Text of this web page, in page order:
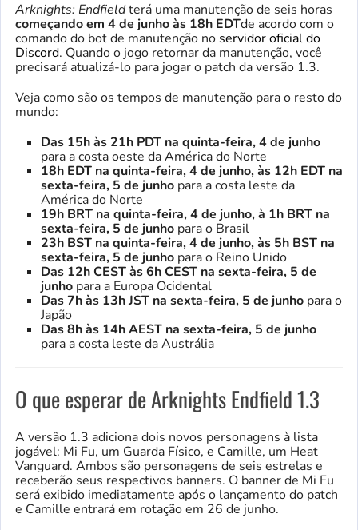
Arknights: Endfieldterá uma manutenção de seis horas
começando em 4 de junho às 18h EDTde acordo com o
comando do bot de manutenção no servidor oficial do
Discord. Quando o jogo retornar da manutenção, você
precisará atualizá-lo para jogar o patch da versão 1.3.
Veja como são os tempos de manutenção para o resto do
mundo:
Das 15h às 21h PDT na quinta-feira, 4 de junho
para a costa oeste da América do Norte
18h EDT na quinta-feira, 4 de junho, às 12h EDT na
sexta-feira, 5 de junho para a costa leste da
América do Norte
19h BRT na quinta-feira, 4 de junho, à 1h BRT na
sexta-feira, 5 de junho para o Brasil
23h BST na quinta-feira, 4 de junho, às 5h BST na
sexta-feira, 5 de junho para o Reino Unido
Das 12h CEST às 6h CEST na sexta-feira, 5 de
junho para a Europa Ocidental
Das 7h às 13h JST na sexta-feira, 5 de junho para o
Japão
Das 8h às 14h AEST na sexta-feira, 5 de junho
para a costa leste da Austrália
O que esperar de Arknights Endfield 1.3
A versão 1.3 adiciona dois novos personagens à lista
jogável: Mi Fu, um Guarda Físico, e Camille, um Heat
Vanguard. Ambos são personagens de seis estrelas e
receberão seus respectivos banners. O banner de Mi Fu
será exibido imediatamente após o lançamento do patch
e Camille entrará em rotação em 26 de junho.